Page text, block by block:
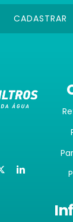
CADASTRAR